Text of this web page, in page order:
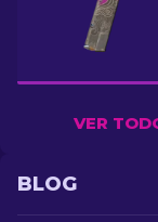
VER
BLOG